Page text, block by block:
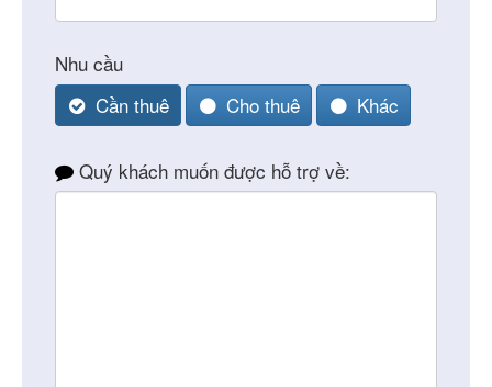
Nhu cầu
Cần thuê
Cho thuê Khác
Quý khách muốn được hỗ trợ về: